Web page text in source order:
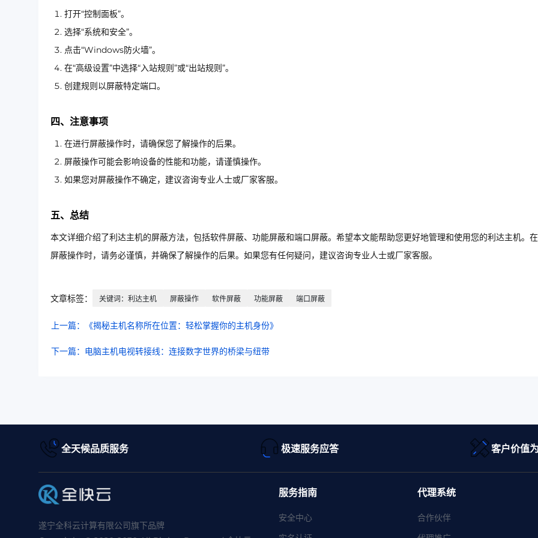
打开“控制面板”。
选择“系统和安全”。
点击“Windows防火墙”。
在“高级设置”中选择“入站规则”或“出站规则”。
创建规则以屏蔽特定端口。
四、注意事项
在进行屏蔽操作时，请确保您了解操作的后果。
屏蔽操作可能会影响设备的性能和功能，请谨慎操作。
如果您对屏蔽操作不确定，建议咨询专业人士或厂家客服。
五、总结
本文详细介绍了利达主机的屏蔽方法，包括软件屏蔽、功能屏蔽和端口屏蔽。希望本文能帮助您更好地管理和使用您的利达主机。
屏蔽操作时，请务必谨慎，并确保了解操作的后果。如果您有任何疑问，建议咨询专业人士或厂家客服。
文章标签： 关键词：利达主机 屏蔽操作 软件屏蔽 功能屏蔽 端口屏蔽
上一篇：《揭秘主机名称所在位置：轻松掌握你的主机身份》
下一篇：电脑主机电视转接线：连接数字世界的桥梁与纽带
全天候品质服务 极速服务应答 客户价值
遂宁全科云计算有限公司旗下品牌
服务指南
安全中心
代理系统
合作伙伴